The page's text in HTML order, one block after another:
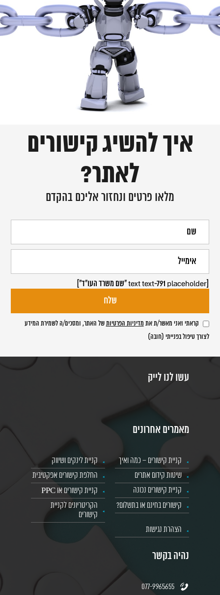
איך להשיג קישורים
לאתר?
מלאו פרטים ונחזור אליכם בהקדם
[text text-791 placeholder "שם משרד העו"ד"]
קראתי ואני מאשר/ת את מדיניות הפרטיותשל האתר, ומסכים/ה לשמירת המידע
לצורך טיפול בפנייתי (חובה)
עשו לנו לייק
מאמרים אחרונים
קניית קישורים – כמה ואיך
קניית לינקים ושיווק
שיטות קידום אתרים
החלפת קישורים אפקטיבית
קניית קישורים נכונה
קניית קישורים או PPC
קישורים בחינם או בתשלום?
הקריטריונים לקניית
קישורים
הצהרת נגישות
נהיה בקשר
077-9965655